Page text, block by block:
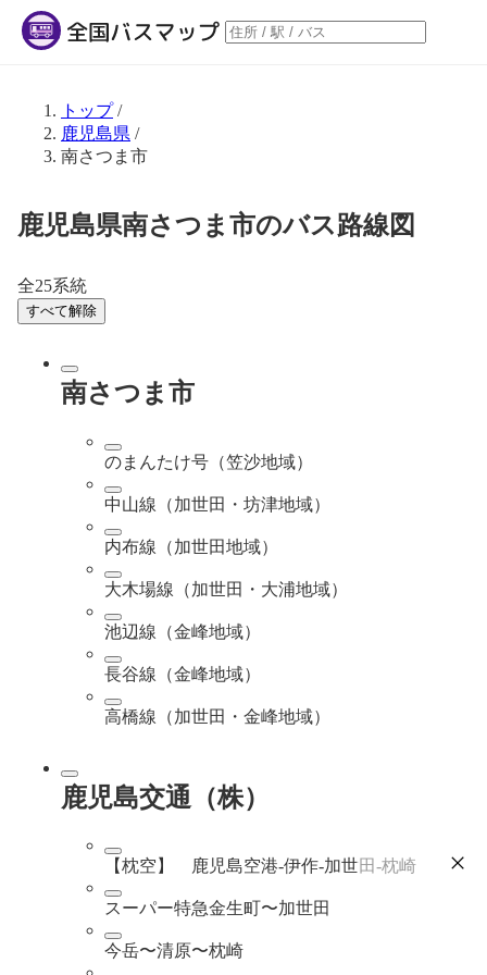
トップ/
鹿児島県 /
南さつま市
鹿児島県南さつま市のバス路線図
全25系統
すべて解除
南さつま市
のまんたけ号（笠沙地域）
中山線（加世田・坊津地域）
内布線（加世田地域）
大木場線（加世田・大浦地域）
池辺線（金峰地域）
長谷線（金峰地域）
高橋線（加世田・金峰地域）
鹿児島交通（株）
【枕空】 鹿児島空港-伊作-加世田-枕崎
スーパー特急金生町〜加世田
今岳〜清原〜枕崎